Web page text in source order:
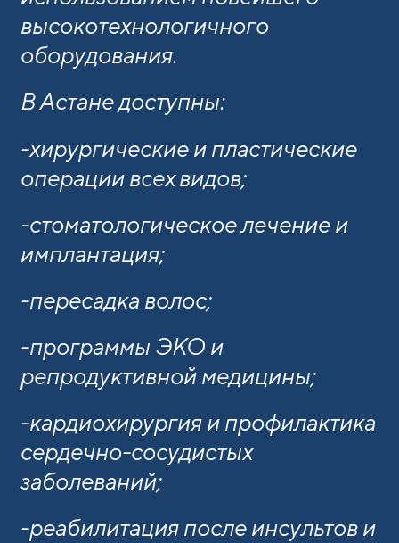
высокотехнологичного
оборудования.
В Астане доступны:
-хирургические и пластические
операции всех видов;
-стоматологическое лечение и
имплантация;
-пересадка волос;
-программы ЭКО и
репродуктивной медицины;
-кардиохирургия и профилактика
сердечно-сосудистых
заболеваний;
-реабилитация после инсультов и